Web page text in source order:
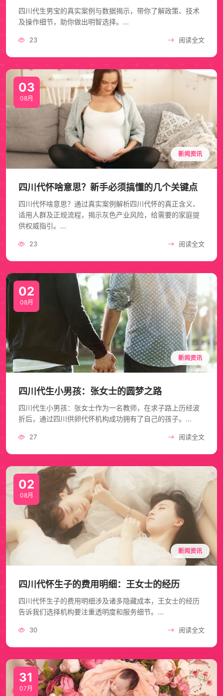
四川代生男宝的真实案例与数据揭示，带你了解政策、技术
及操作细节，助你做出明智选择。...
23 阅读全文
03
08月
新闻资讯
四川代怀啥意思？新手必须搞懂的几个关键点
四川代怀啥意思？通过真实案例解析四川代怀的真正含义、
适用人群及正规流程，揭示灰色产业风险，给需要的家庭提
供权威指引。...
23 阅读全文
02
08月
新闻资讯
四川代生小男孩：张女士的圆梦之路
四川代生小男孩：张女士作为一名教师，在求子路上历经波
折后，通过四川供卵代怀机构成功拥有了自己的孩子。...
27 阅读全文
02
08月
新闻资讯
四川代怀生子的费用明细：王女士的经历
四川代怀生子的费用明细涉及诸多隐藏成本，王女士的经历
告诉我们选择机构要注重透明度和服务细节。...
30 阅读全文
31
07月